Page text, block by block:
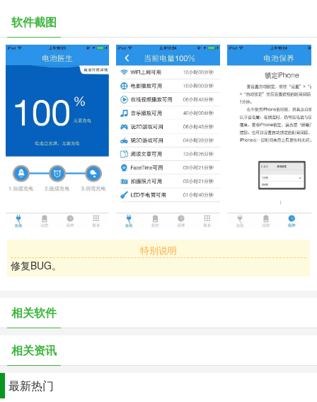
保养技巧：简单的节电小技巧，更能帮助您延长单次充电的使用时
间；
电池信息：电池信息更精确。
软件截图
特别说明
修复BUG。
相关软件
相关资讯
最新热门